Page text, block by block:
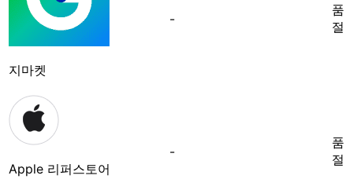
지마켓
-
품
절
Apple 리퍼스토어
-
품
절